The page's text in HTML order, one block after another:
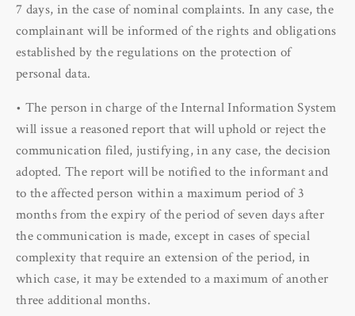
7 days, in the case of nominal complaints. In any case, the
complainant will be informed of the rights and obligations
established by the regulations on the protection of
personal data.
• The person in charge of the Internal Information System
will issue a reasoned report that will uphold or reject the
communication filed, justifying, in any case, the decision
adopted. The report will be notified to the informant and
to the affected person within a maximum period of 3
months from the expiry of the period of seven days after
the communication is made, except in cases of special
complexity that require an extension of the period, in
which case, it may be extended to a maximum of another
three additional months.